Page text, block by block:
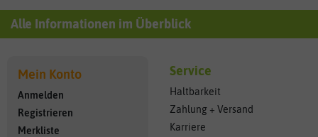
Alle Informationen im Überblick
Mein Konto
Anmelden
Registrieren
Merkliste
Service
Haltbarkeit
Zahlung + Versand
Karriere